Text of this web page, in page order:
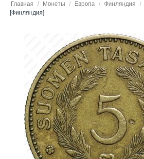
Главная / Монеты / Европа / Финляндия /
[Финляндия]